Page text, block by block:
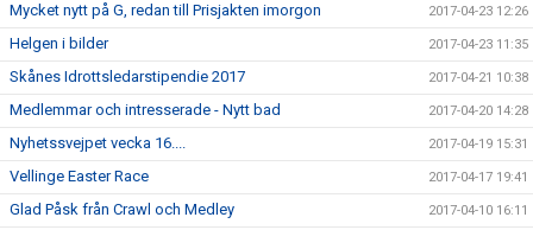
Mycket nytt på G, redan till Prisjakten imorgon 2017-04-23 12:26
Helgen i bilder 2017-04-23 11:35
Skånes Idrottsledarstipendie 2017 2017-04-21 10:38
Medlemmar och intresserade - Nytt bad 2017-04-20 14:28
Nyhetssvejpet vecka 16.... 2017-04-19 15:31
Vellinge Easter Race 2017-04-17 19:41
Glad Påsk från Crawl och Medley 2017-04-10 16:11